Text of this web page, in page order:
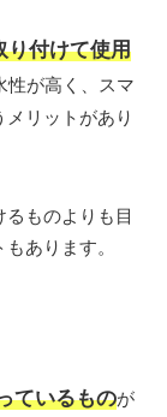
り付けて使用
性が高く、スマ
リットがあり
ものよりも目
あります。
ているものが